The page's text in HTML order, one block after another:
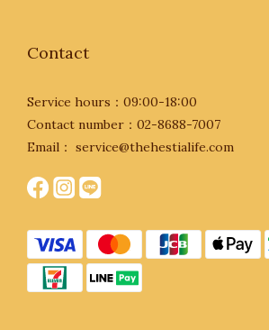
Contact
Service hours：09:00-18:00
Contact number：02-8688-7007
Email： service@thehestialife.com